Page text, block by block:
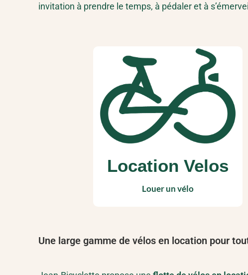
invitation à prendre le temps, à pédaler et à
Location Velos
Louer un vélo
Une large gamme de vélos en location pour